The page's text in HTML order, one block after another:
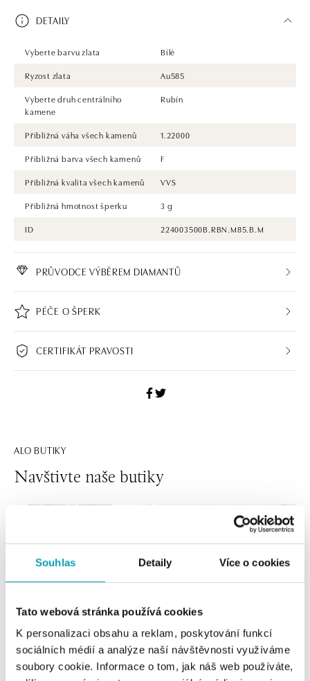
Souhlas Detaily Více o cookies
Tato webová stránka používá cookies
K personalizaci obsahu a reklam, poskytování funkcí
sociálních médií a analýze naší návštěvnosti využíváme
soubory cookie. Informace o tom, jak náš web používáte,
DETAILY
Vyberte barvu zlata
Bílé
Ryzost zlata
Au585
Vyberte druh centrálního
kamene
Rubín
Přibližná váha všech kamenů
1.22000
Přibližná barva všech kamenů
F
Přibližná kvalita všech kamenů
VVS
Přibližná hmotnost šperku
3 g
ID
224003500B.RBN.M85.B.M
PRŮVODCE VÝBĚREM DIAMANTŮ
PÉČE O ŠPERK
CERTIFIKÁT PRAVOSTI
ALO BUTIKY
Navštivte naše butiky
Všechny Česko Slovensko